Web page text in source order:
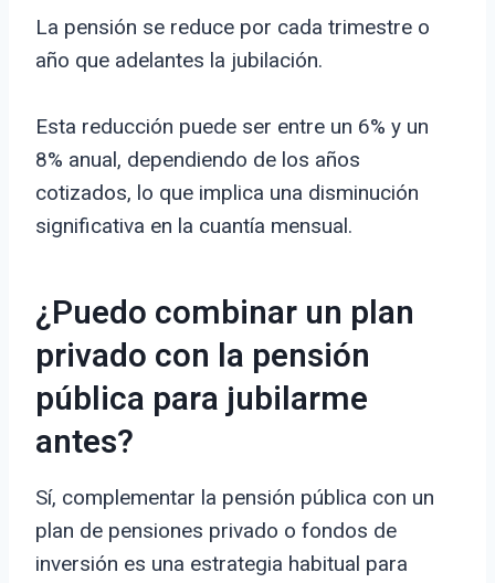
La pensión se reduce por cada trimestre o
año que adelantes la jubilación.
Esta reducción puede ser entre un 6% y un
8% anual, dependiendo de los años
cotizados, lo que implica una disminución
significativa en la cuantía mensual.
¿Puedo combinar un plan
privado con la pensión
pública para jubilarme
antes?
Sí, complementar la pensión pública con un
plan de pensiones privado o fondos de
inversión es una estrategia habitual para